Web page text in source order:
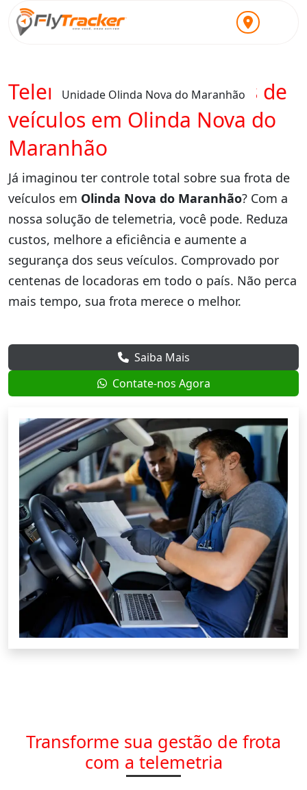
Unidade Olinda Nova do Maranhão
Telemetria para locadoras de
veículos em Olinda Nova do
Maranhão
Já imaginou ter controle total sobre sua frota de
veículos em Olinda Nova do Maranhão? Com a
nossa solução de telemetria, você pode. Reduza
custos, melhore a eficiência e aumente a
segurança dos seus veículos. Comprovado por
centenas de locadoras em todo o país. Não perca
mais tempo, sua frota merece o melhor.
Saiba Mais
Contate-nos Agora
Transforme sua gestão de frota
com a telemetria